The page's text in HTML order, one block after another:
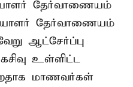
தேர்வாணையம்
தேர்வாணையம்
ஆட்சேர்ப்பு
உள்ளிட்ட
மாணவர்கள்